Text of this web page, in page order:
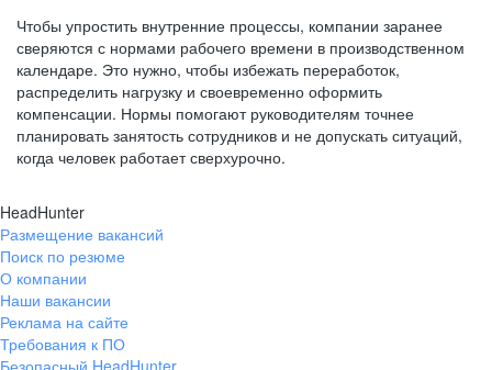
Чтобы упростить внутренние процессы, компании заранее
сверяются с нормами рабочего времени в производственном
календаре. Это нужно, чтобы избежать переработок,
распределить нагрузку и своевременно оформить
компенсации. Нормы помогают руководителям точнее
планировать занятость сотрудников и не допускать ситуаций,
когда человек работает сверхурочно.
HeadHunter
Размещение вакансий
Поиск по резюме
О компании
Наши вакансии
Реклама на сайте
Требования к ПО
Безопасный HeadHunter